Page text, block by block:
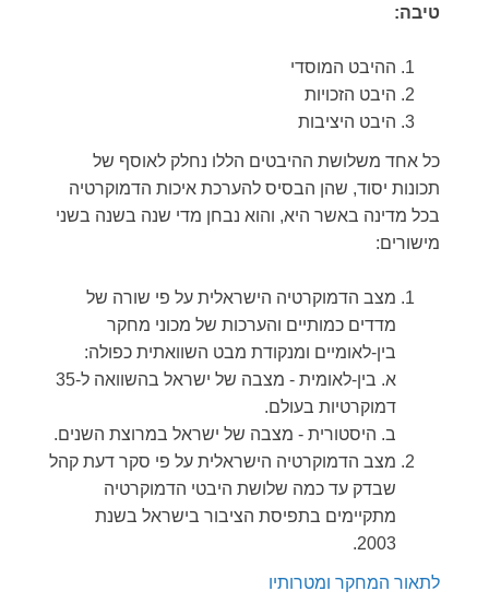
טיבה:
ההיבט המוסדי
היבט הזכויות
היבט היציבות
כל אחד משלושת ההיבטים הללו נחלק לאוסף של
תכונות יסוד, שהן הבסיס להערכת איכות הדמוקרטיה
בכל מדינה באשר היא, והוא נבחן מדי שנה בשנה בשני
מישורים:
מצב הדמוקרטיה הישראלית על פי שורה של
מדדים כמותיים והערכות של מכוני מחקר
בין-לאומיים ומנקודת מבט השוואתית כפולה:
א. בין-לאומית - מצבה של ישראל בהשוואה ל-35
דמוקרטיות בעולם.
ב. היסטורית - מצבה של ישראל במרוצת השנים.
מצב הדמוקרטיה הישראלית על פי סקר דעת קהל
שבדק עד כמה שלושת היבטי הדמוקרטיה
מתקיימים בתפיסת הציבור בישראל בשנת
2003.
לתאור המחקר ומטרותיו